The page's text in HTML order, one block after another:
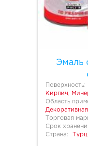
Эмаль
Поверхность:
Кирпич,
Область
Торговая
Срок
Страна: